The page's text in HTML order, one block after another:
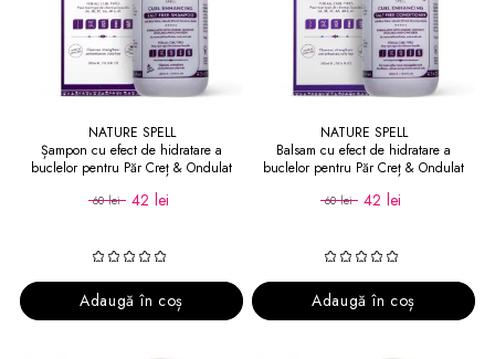
NATURE SPELL
Șampon cu efect de hidratare a
buclelor pentru Păr Creț & Ondulat
60 lei 42 lei
Adaugă în coș
NATURE SPELL
Balsam cu efect de hidratare a
buclelor pentru Păr Creț & Ondulat
60 lei 42 lei
Adaugă în coș